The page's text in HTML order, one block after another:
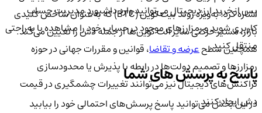
اشاره کرد؛ به‌ویژه روند بیت‌ کوین (BTC) که به‌عنوان شاخص کلیدی
بازار، مسیر حرکتی سایر آلت‌ کوین‌ها از جمله دش را تعیین می‌کند.
همچنین سطحعرضه و تقاضا، قوانین و مقررات جهانی در حوزه
رمزارزها و تصمیم دولت‌ها در رابطه با پذیرش یا محدودسازی
تراکنش‌های دیجیتال نیز می‌توانند تغییرات چشمگیری در قیمت
دش ایجاد کنند.
پس از خرید ارز دیجیتال می‌توانید وارد داشبورد مدیریت حساب
کاربری شوید و رمزارزهای موجود در حساب خود را مشاهده یا به‌راحتی
منتقل کنید.
پاسخ به پرسش های شما
در این بخش می‌توانید پاسخ پرسش‌های احتمالی خود را بیابید